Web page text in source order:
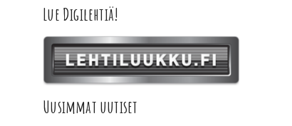
Lue Digilehtiä!
Uusimmat uutiset